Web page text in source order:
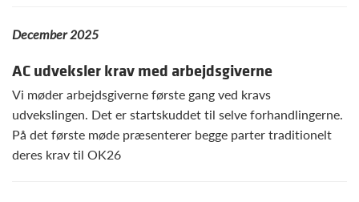
December 2025
AC udveksler krav med arbejdsgiverne
Vi møder arbejdsgiverne første gang ved kravs
udvekslingen. Det er startskuddet til selve forhandlingerne.
På det første møde præsenterer begge parter traditionelt
deres krav til OK26